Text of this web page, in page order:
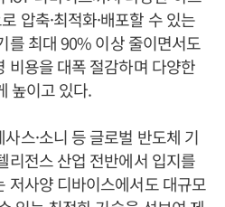
압축·최적화·배포할 수 있는
를 최대 90% 이상 줄이면서도
비용을 대폭 절감하며 다양한
높이고 있다.
스·소니 등 글로벌 반도체 기
리전스 산업 전반에서 입지를
저사양 디바이스에서도 대규모